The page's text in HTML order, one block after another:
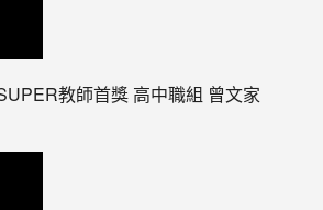
教師首獎 高中職組 曾文家